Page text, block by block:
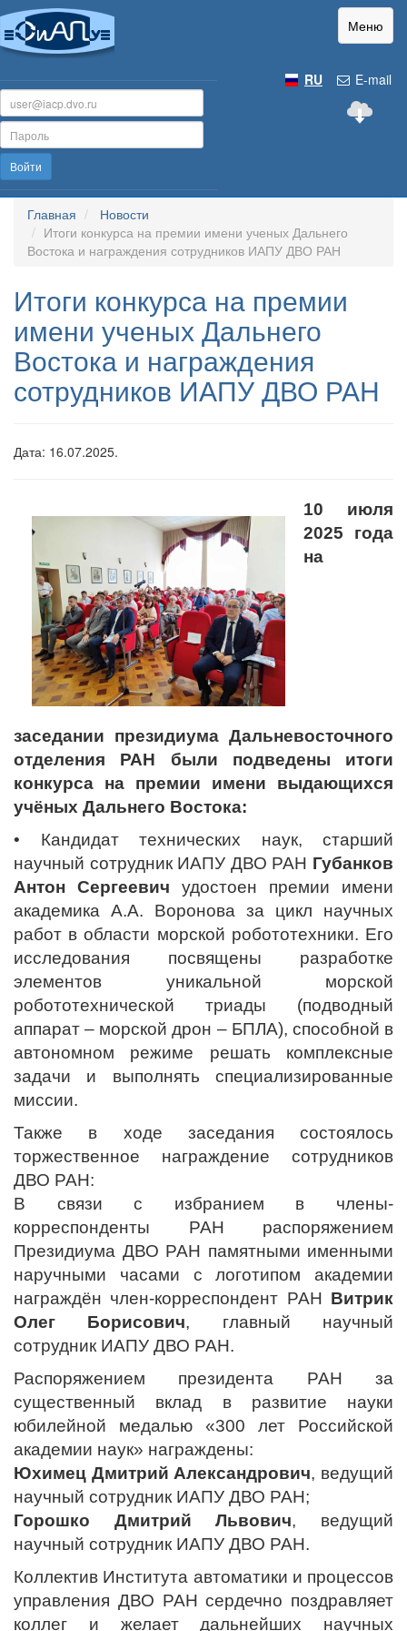
Меню
E-mail
RU
Войти
Главная
Новости
Итоги конкурса на премии имени ученых Дальнего
Востока и награждения сотрудников ИАПУ ДВО РАН
Итоги конкурса на премии
имени ученых Дальнего
Востока и награждения
сотрудников ИАПУ ДВО РАН
Дата: 16.07.2025.
10 июля
2025 года
на
заседании президиума Дальневосточного
отделения РАН были подведены итоги
конкурса на премии имени выдающихся
учёных Дальнего Востока:
• Кандидат технических наук, старший
научный сотрудник ИАПУ ДВО РАН Губанков
Антон Сергеевич удостоен премии имени
академика А.А. Воронова за цикл научных
работ в области морской робототехники. Его
исследования посвящены разработке
элементов уникальной морской
робототехнической триады (подводный
аппарат – морской дрон – БПЛА), способной в
автономном режиме решать комплексные
задачи и выполнять специализированные
миссии.
Также в ходе заседания состоялось
торжественное награждение сотрудников
ДВО РАН:
В связи с избранием в члены-
корреспонденты РАН распоряжением
Президиума ДВО РАН памятными именными
наручными часами с логотипом академии
награждён член-корреспондент РАН Витрик
Олег Борисович, главный научный
сотрудник ИАПУ ДВО РАН.
Распоряжением президента РАН за
существенный вклад в развитие науки
юбилейной медалью «300 лет Российской
академии наук» награждены:
Юхимец Дмитрий Александрович, ведущий
научный сотрудник ИАПУ ДВО РАН;
Горошко Дмитрий Львович, ведущий
научный сотрудник ИАПУ ДВО РАН.
Коллектив Института автоматики и процессов
управления ДВО РАН сердечно поздравляет
коллег и желает дальнейших научных